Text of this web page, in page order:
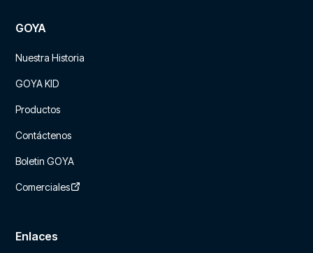
GOYA
Nuestra Historia
GOYA KID
Productos
Contáctenos
Boletin GOYA
Comerciales
Enlaces